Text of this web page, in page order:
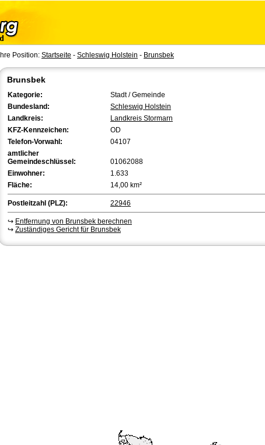
Ihre Position: Startseite - Schleswig Holstein - Brunsbek
Brunsbek
Kategorie:
Stadt / Gemeinde
Bundesland:
Schleswig Holstein
Landkreis:
Landkreis Stormarn
KFZ-Kennzeichen:
OD
Telefon-Vorwahl:
04107
amtlicher
Gemeindeschlüssel:
01062088
Einwohner:
1.633
Fläche:
14,00 km²
Postleitzahl (PLZ): 22946
↪ Entfernung von Brunsbek berechnen
↪ Zuständiges Gericht für Brunsbek